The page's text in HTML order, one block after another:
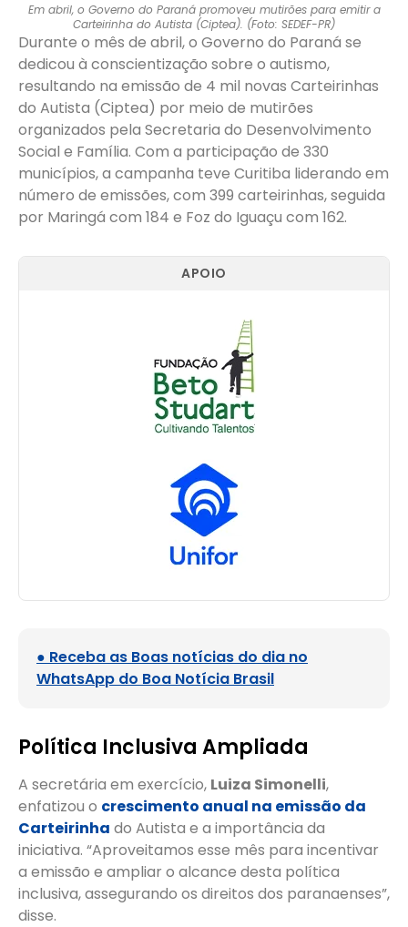
Em abril, o Governo do Paraná promoveu mutirões para emitir a
Carteirinha do Autista (Ciptea). (Foto: SEDEF-PR)
Durante o mês de abril, o Governo do Paraná se
dedicou à conscientização sobre o autismo,
resultando na emissão de 4 mil novas Carteirinhas
do Autista (Ciptea) por meio de mutirões
organizados pela Secretaria do Desenvolvimento
Social e Família. Com a participação de 330
municípios, a campanha teve Curitiba liderando em
número de emissões, com 399 carteirinhas, seguida
por Maringá com 184 e Foz do Iguaçu com 162.
APOIO
● Receba as Boas notícias do dia no
WhatsApp do Boa Notícia Brasil
Política Inclusiva Ampliada
A secretária em exercício, Luiza Simonelli,
enfatizou o crescimento anual na emissão da
Carteirinha do Autista e a importância da
iniciativa. “Aproveitamos esse mês para incentivar
a emissão e ampliar o alcance desta política
inclusiva, assegurando os direitos dos paranaenses”,
disse.